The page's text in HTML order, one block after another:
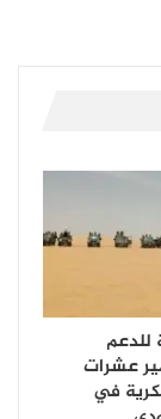
عشرات
في